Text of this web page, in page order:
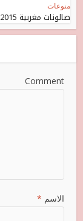
منوعات
صالونات مغربية 2015 بلمسة عصرية
Comment
الاسم *